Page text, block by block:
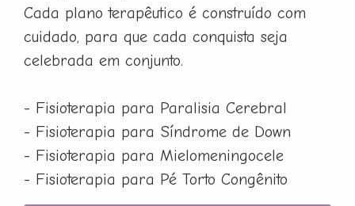
Cada plano terapêutico é construído com
cuidado, para que cada conquista seja
celebrada em conjunto.
- Fisioterapia para Paralisia Cerebral
- Fisioterapia para Síndrome de Down
- Fisioterapia para Mielomeningocele
- Fisioterapia para Pé Torto Congênito